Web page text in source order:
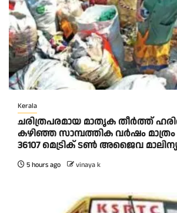
Kerala
ചരിത്രപരമായ മാതൃക തീര്‍ത്ത്
കഴിഞ്ഞ സാമ്പത്തിക വര്‍ഷം മാത്രം
36107 മെട്രിക് ടണ്‍ അജൈവ
5 hours ago vinaya k